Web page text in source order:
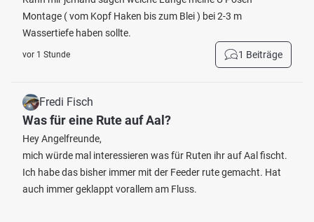
Montage ( vom Kopf Haken bis zum Blei ) bei 2-3 m
Wassertiefe haben sollte.
vor 1 Stunde 1 Beiträge
Fredi Fisch
Was für eine Rute auf Aal?
Hey Angelfreunde,
mich würde mal interessieren was für Ruten ihr auf Aal fischt.
Ich habe das bisher immer mit der Feeder rute gemacht. Hat
auch immer geklappt vorallem am Fluss.